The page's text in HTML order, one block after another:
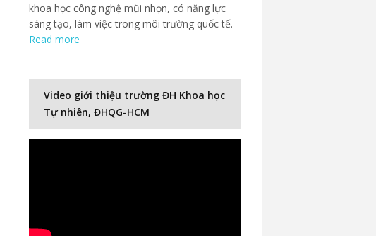
khoa học công nghệ mũi nhọn, có năng lực
sáng tạo, làm việc trong môi trường quốc tế.
Read more
Video giới thiệu trường ĐH Khoa học
Tự nhiên, ĐHQG-HCM